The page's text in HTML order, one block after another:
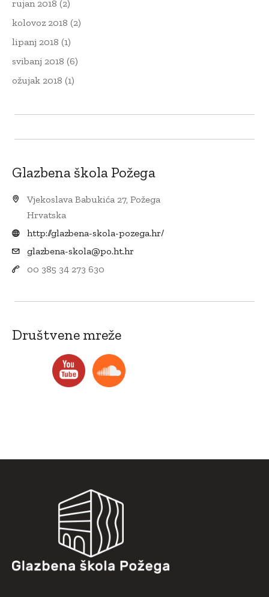
rujan 2018 (2)
kolovoz 2018 (2)
lipanj 2018 (1)
svibanj 2018 (6)
ožujak 2018 (1)
Glazbena škola Požega
Vjekoslava Babukića 27, Požega
Hrvatska
http://glazbena-skola-pozega.hr/
glazbena-skola@po.ht.hr
00 385 34 273 630
Društvene mreže